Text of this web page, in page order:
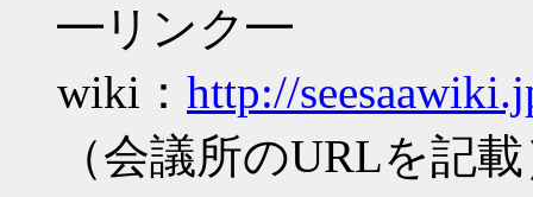
━リンク━
wiki： http://
（会議所のURLを記